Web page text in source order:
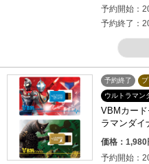
予約開始：
予約終了：
予約終了
ウルトラマン
VBMカー
ラマンダイ
価格：1,980
予約開始：